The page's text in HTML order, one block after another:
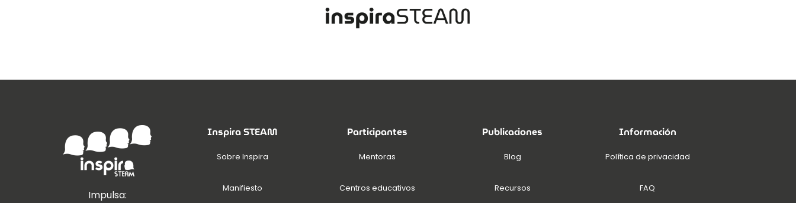
Impulsa:
Inspira STEAM
Sobre Inspira
Manifiesto
Participantes
Mentoras
Centros educativos
Publicaciones
Blog
Recursos
Información
Política de privacidad
FAQ